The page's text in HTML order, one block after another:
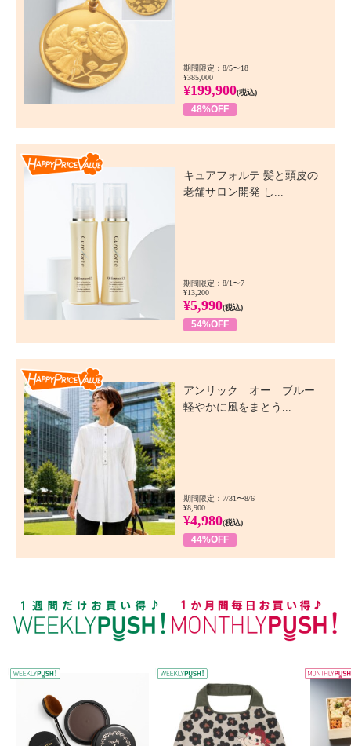
期間限定：8/5〜18
¥385,000
¥199,900(税込)
48%OFF
キュアフォルテ 髪と頭皮の
老舗サロン開発 し...
期間限定：8/1〜7
¥13,200
¥5,990(税込)
54%OFF
アンリック オー ブルー
軽やかに風をまとう...
期間限定：7/31〜8/6
¥8,900
¥4,980(税込)
44%OFF
WEEKLY PUSH